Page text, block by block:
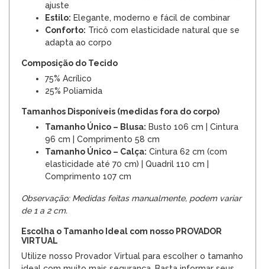
ajuste
Estilo: Elegante, moderno e fácil de combinar
Conforto: Tricô com elasticidade natural que se
adapta ao corpo
Composição do Tecido
75% Acrílico
25% Poliamida
Tamanhos Disponíveis (medidas fora do corpo)
Tamanho Único – Blusa: Busto 106 cm | Cintura
96 cm | Comprimento 58 cm
Tamanho Único – Calça: Cintura 62 cm (com
elasticidade até 70 cm) | Quadril 110 cm |
Comprimento 107 cm
Observação: Medidas feitas manualmente, podem variar
de 1 a 2 cm.
Escolha o Tamanho Ideal com nosso PROVADOR
VIRTUAL
Utilize nosso Provador Virtual para escolher o tamanho